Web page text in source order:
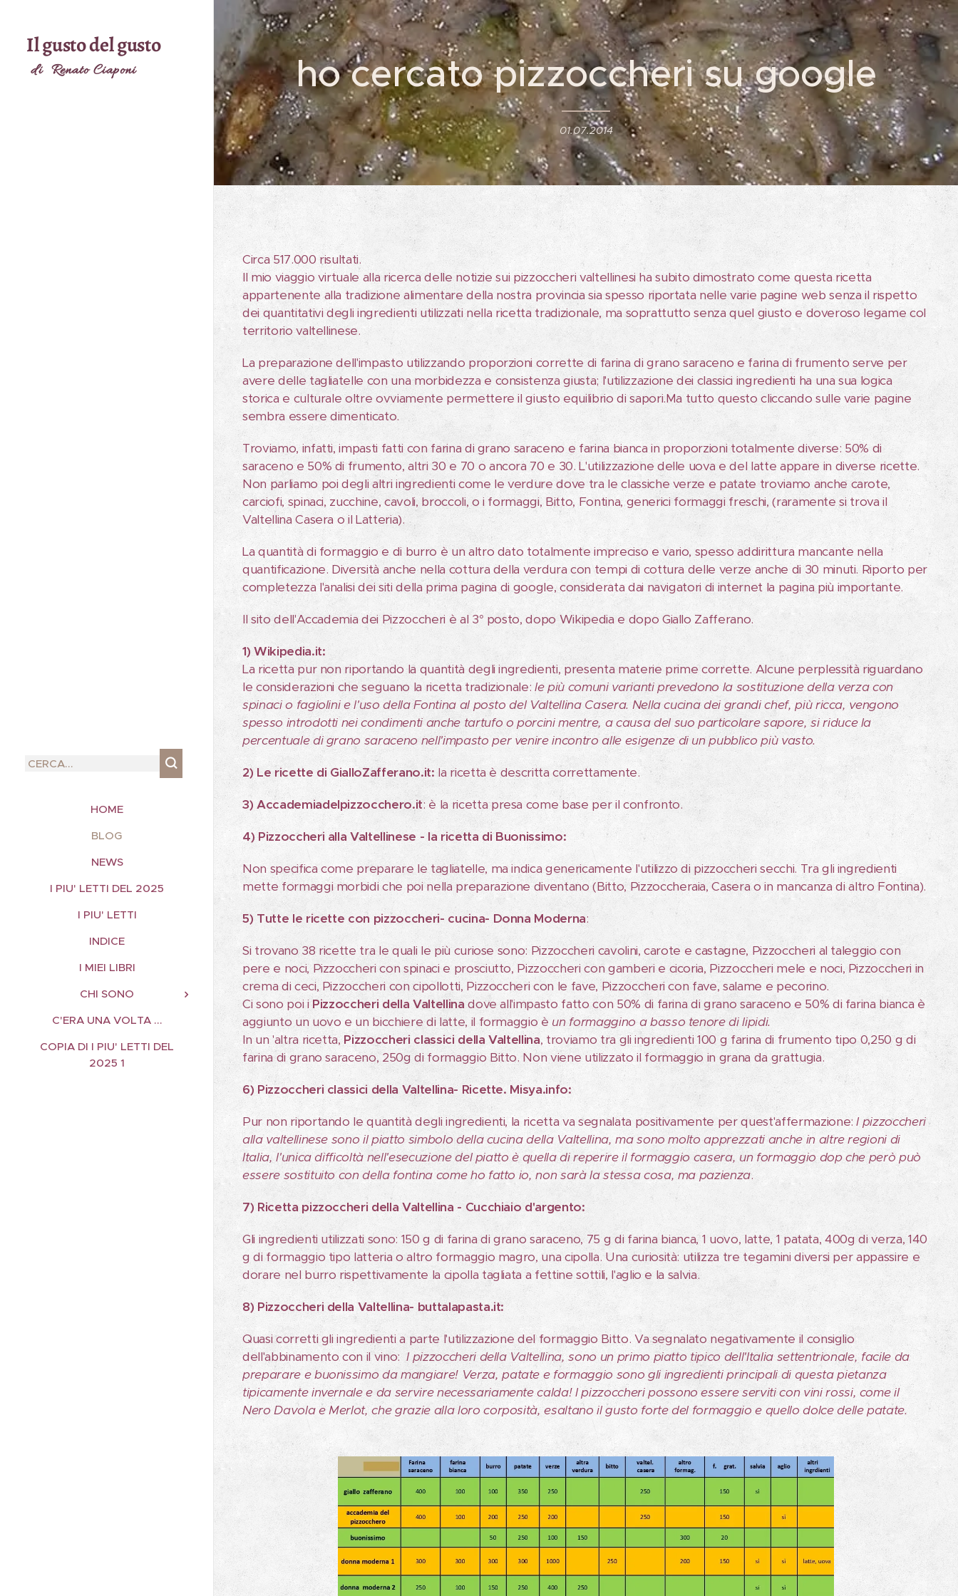
Il gusto del gusto
di Renato Ciaponi
HOME
BLOG
NEWS
I PIU' LETTI DEL 2025
I PIU' LETTI
INDICE
I MIEI LIBRI
CHI SONO
C'ERA UNA VOLTA ...
COPIA DI I PIU' LETTI DEL
2025 1
ho cercato pizzoccheri su google
01.07.2014
Circa 517.000 risultati.
Il mio viaggio virtuale alla ricerca delle notizie sui pizzoccheri valtellinesi ha subito dimostrato come questa ricetta
appartenente alla tradizione alimentare della nostra provincia sia spesso riportata nelle varie pagine web senza il rispetto
dei quantitativi degli ingredienti utilizzati nella ricetta tradizionale, ma soprattutto senza quel giusto e doveroso legame col
territorio valtellinese.
La preparazione dell'impasto utilizzando proporzioni corrette di farina di grano saraceno e farina di frumento serve per
avere delle tagliatelle con una morbidezza e consistenza giusta; l'utilizzazione dei classici ingredienti ha una sua logica
storica e culturale oltre ovviamente permettere il giusto equilibrio di sapori.Ma tutto questo cliccando sulle varie pagine
sembra essere dimenticato.
Troviamo, infatti, impasti fatti con farina di grano saraceno e farina bianca in proporzioni totalmente diverse: 50% di
saraceno e 50% di frumento, altri 30 e 70 o ancora 70 e 30. L'utilizzazione delle uova e del latte appare in diverse ricette.
Non parliamo poi degli altri ingredienti come le verdure dove tra le classiche verze e patate troviamo anche carote,
carciofi, spinaci, zucchine, cavoli, broccoli, o i formaggi, Bitto, Fontina, generici formaggi freschi, (raramente si trova il
Valtellina Casera o il Latteria).
La quantità di formaggio e di burro è un altro dato totalmente impreciso e vario, spesso addirittura mancante nella
quantificazione. Diversità anche nella cottura della verdura con tempi di cottura delle verze anche di 30 minuti. Riporto per
completezza l'analisi dei siti della prima pagina di google, considerata dai navigatori di internet la pagina più importante.
Il sito dell'Accademia dei Pizzoccheri è al 3° posto, dopo Wikipedia e dopo Giallo Zafferano.
1) Wikipedia.it:
La ricetta pur non riportando la quantità degli ingredienti, presenta materie prime corrette. Alcune perplessità riguardano
le considerazioni che seguano la ricetta tradizionale:le più comuni varianti prevedono la sostituzione della verza con
spinaci o fagiolini e l'uso della Fontina al posto del Valtellina Casera. Nella cucina dei grandi chef, più ricca, vengono
spesso introdotti nei condimenti anche tartufo o porcini mentre, a causa del suo particolare sapore, si riduce la
percentuale di grano saraceno nell'impasto per venire incontro alle esigenze di un pubblico più vasto.
2) Le ricette di GialloZafferano.it: la ricetta è descritta correttamente.
3) Accademiadelpizzocchero.it: è la ricetta presa come base per il confronto.
4) Pizzoccheri alla Valtellinese - la ricetta di Buonissimo:
Non specifica come preparare le tagliatelle, ma indica genericamente l'utilizzo di pizzoccheri secchi. Tra gli ingredienti
mette formaggi morbidi che poi nella preparazione diventano (Bitto, Pizzoccheraia, Casera o in mancanza di altro Fontina).
5) Tutte le ricette con pizzoccheri- cucina- Donna Moderna:
Si trovano 38 ricette tra le quali le più curiose sono: Pizzoccheri cavolini, carote e castagne, Pizzoccheri al taleggio con
pere e noci, Pizzoccheri con spinaci e prosciutto, Pizzoccheri con gamberi e cicoria, Pizzoccheri mele e noci, Pizzoccheri in
crema di ceci, Pizzoccheri con cipollotti, Pizzoccheri con le fave, Pizzoccheri con fave, salame e pecorino.
Ci sono poi i Pizzoccheri della Valtellina dove all'impasto fatto con 50% di farina di grano saraceno e 50% di farina bianca è
aggiunto un uovo e un bicchiere di latte, il formaggio è un formaggino a basso tenore di lipidi.
In un 'altra ricetta, Pizzoccheri classici della Valtellina, troviamo tra gli ingredienti 100 g farina di frumento tipo 0,250 g di
farina di grano saraceno, 250g di formaggio Bitto. Non viene utilizzato il formaggio in grana da grattugia.
6) Pizzoccheri classici della Valtellina- Ricette. Misya.info:
Pur non riportando le quantità degli ingredienti, la ricetta va segnalata positivamente per quest'affermazione: I pizzoccheri
alla valtellinese sono il piatto simbolo della cucina della Valtellina, ma sono molto apprezzati anche in altre regioni di
Italia, l'unica difficoltà nell'esecuzione del piatto è quella di reperire il formaggio casera, un formaggio dop che però può
essere sostituito con della fontina come ho fatto io, non sarà la stessa cosa, ma pazienza.
7) Ricetta pizzoccheri della Valtellina - Cucchiaio d'argento:
Gli ingredienti utilizzati sono: 150 g di farina di grano saraceno, 75 g di farina bianca, 1 uovo, latte, 1 patata, 400g di verza, 140
g di formaggio tipo latteria o altro formaggio magro, una cipolla. Una curiosità: utilizza tre tegamini diversi per appassire e
dorare nel burro rispettivamente la cipolla tagliata a fettine sottili, l'aglio e la salvia.
8) Pizzoccheri della Valtellina- buttalapasta.it:
Quasi corretti gli ingredienti a parte l'utilizzazione del formaggio Bitto. Va segnalato negativamente il consiglio
dell'abbinamento con il vino:I pizzoccheri della Valtellina, sono un primo piatto tipico dell'Italia settentrionale, facile da
preparare e buonissimo da mangiare! Verza, patate e formaggio sono gli ingredienti principali di questa pietanza
tipicamente invernale e da servire necessariamente calda! I pizzoccheri possono essere serviti con vini rossi, come il
Nero Davola e Merlot, che grazie alla loro corposità, esaltano il gusto forte del formaggio e quello dolce delle patate.